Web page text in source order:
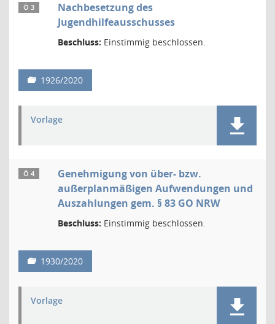
Ö 3
Nachbesetzung des
Jugendhilfeausschusses
Beschluss: Einstimmig beschlossen.
1926/2020
Vorlage
Ö 4
Genehmigung von über- bzw.
außerplanmäßigen Aufwendungen und
Auszahlungen gem. § 83 GO NRW
Beschluss: Einstimmig beschlossen.
1930/2020
Vorlage